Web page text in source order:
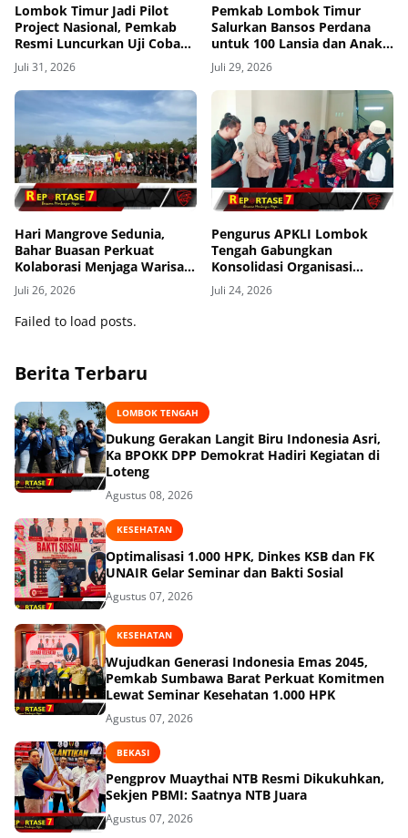
Lombok Timur Jadi Pilot
Project Nasional, Pemkab
Resmi Luncurkan Uji Coba
Transfomasi Digitalisasi
Bansos Lewat Portal
Perlinsos
Juli 31, 2026
Pemkab Lombok Timur
Salurkan Bansos Perdana
untuk 100 Lansia dan Anak
Yatim di Kecamatan Sikur
Juli 29, 2026
Hari Mangrove Sedunia,
Bahar Buasan Perkuat
Kolaborasi Menjaga Warisan
Mangrove Bangka Belitung
Juli 26, 2026
Pengurus APKLI Lombok
Tengah Gabungkan
Konsolidasi Organisasi
dengan Berbagi Kasih ke
Anak Yatim
Juli 24, 2026
Failed to load posts.
Berita Terbaru
LOMBOK TENGAH
Dukung Gerakan Langit Biru Indonesia Asri,
Ka BPOKK DPP Demokrat Hadiri Kegiatan di
Loteng
Agustus 08, 2026
KESEHATAN
Optimalisasi 1.000 HPK, Dinkes KSB dan FK
UNAIR Gelar Seminar dan Bakti Sosial
Agustus 07, 2026
KESEHATAN
Wujudkan Generasi Indonesia Emas 2045,
Pemkab Sumbawa Barat Perkuat Komitmen
Lewat Seminar Kesehatan 1.000 HPK
Agustus 07, 2026
BEKASI
Pengprov Muaythai NTB Resmi Dikukuhkan,
Sekjen PBMI: Saatnya NTB Juara
Agustus 07, 2026